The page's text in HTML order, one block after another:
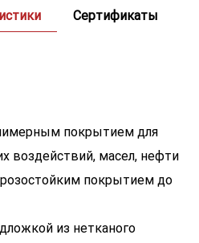
Сертификаты
покрытием для
воздействий, масел, нефти
покрытием до
из нетканого